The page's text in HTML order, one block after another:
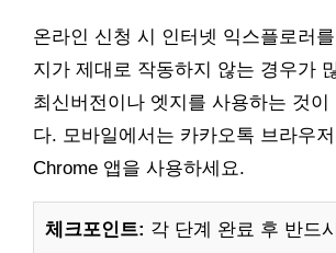
온라인 신청 시 인터넷 익스플로러를
지가 제대로 작동하지 않는 경우가
최신버전이나 엣지를 사용하는 것이
다. 모바일에서는 카카오톡 브라우
Chrome 앱을 사용하세요.
체크포인트: 각 단계 완료 후 반드